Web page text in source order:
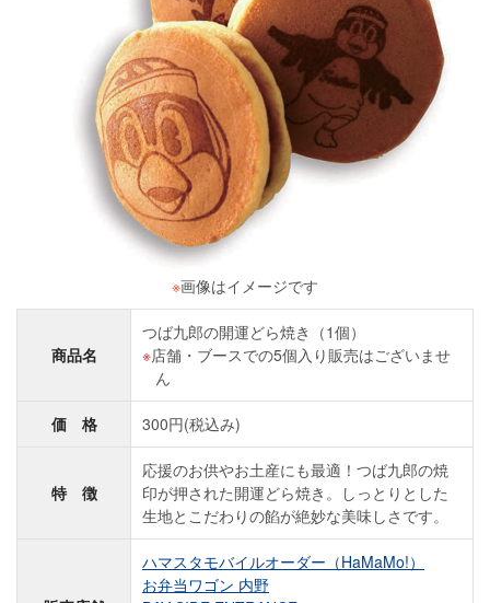
※画像はイメージです
商品名
つば九郎の開運どら焼き（1個）
店舗・ブースでの5個入り販売はございませ
ん
価 格 300円(税込み)
特 徴
応援のお供やお土産にも最適！つば九郎の焼
印が押された開運どら焼き。しっとりとした
生地とこだわりの餡が絶妙な美味しさです。
ハマスタモバイルオーダー（HaMaMo!）
お弁当ワゴン 内野